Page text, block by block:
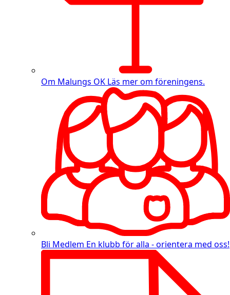
Om Malungs OK Läs mer om föreningens.
Bli Medlem En klubb för alla - orientera med oss!